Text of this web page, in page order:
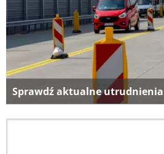
Sprawdź aktualne